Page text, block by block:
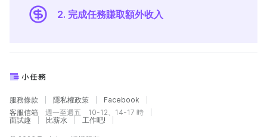
2. 完成任務賺取額外收入
服務條款 隱私權政策
Facebook
客服信箱
週一至週五 10-12、14-17 時
面試趣
比薪水 工作吧!